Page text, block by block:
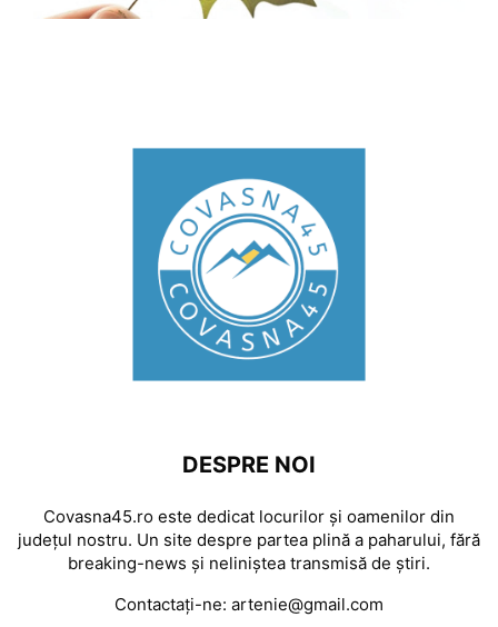
DESPRE NOI
Covasna45.ro este dedicat locurilor și oamenilor din
județul nostru. Un site despre partea plină a paharului, fără
breaking-news și neliniștea transmisă de știri.
Contactați-ne: artenie@gmail.com